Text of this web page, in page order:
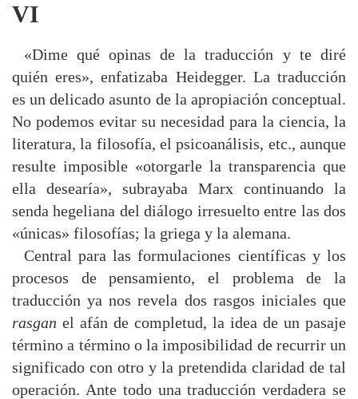
VI
«Dime qué opinas de la traducción y te diré
quién eres», enfatizaba Heidegger. La traducción
es un delicado asunto de la apropiación conceptual.
No podemos evitar su necesidad para la ciencia, la
literatura, la filosofía, el psicoanálisis, etc., aunque
resulte imposible «otorgarle la transparencia que
ella desearía», subrayaba Marx continuando la
senda hegeliana del diálogo irresuelto entre las dos
«únicas» filosofías; la griega y la alemana.
Central para las formulaciones científicas y los
procesos de pensamiento, el problema de la
traducción ya nos revela dos rasgos iniciales que
rasgan el afán de completud, la idea de un pasaje
término a término o la imposibilidad de recurrir un
significado con otro y la pretendida claridad de tal
operación. Ante todo una traducción verdadera se